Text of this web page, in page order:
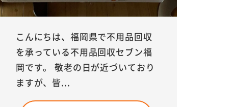
こんにちは、福岡県で不用品回収
を承っている不用品回収セブン福
岡です。 敬老の日が近づいており
ますが、皆...